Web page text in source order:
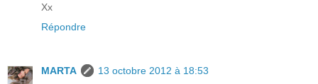
Xx
Répondre
MARTA
13 octobre 2012 à 18:53